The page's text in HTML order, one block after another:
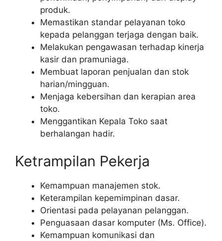
produk.
Memastikan standar pelayanan toko
kepada pelanggan terjaga dengan baik.
Melakukan pengawasan terhadap kinerja
kasir dan pramuniaga.
Membuat laporan penjualan dan stok
harian/mingguan.
Menjaga kebersihan dan kerapian area
toko.
Menggantikan Kepala Toko saat
berhalangan hadir.
Ketrampilan Pekerja
Kemampuan manajemen stok.
Keterampilan kepemimpinan dasar.
Orientasi pada pelayanan pelanggan.
Penguasaan dasar komputer (Ms. Office).
Kemampuan komunikasi dan